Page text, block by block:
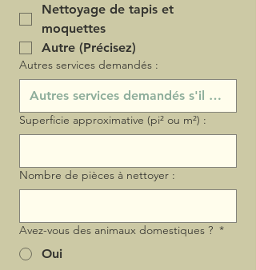
Nettoyage de tapis et
moquettes
Autre (Précisez)
Autres services demandés :
Superficie approximative (pi² ou m²) :
Nombre de pièces à nettoyer :
Avez-vous des animaux domestiques ? *
Oui